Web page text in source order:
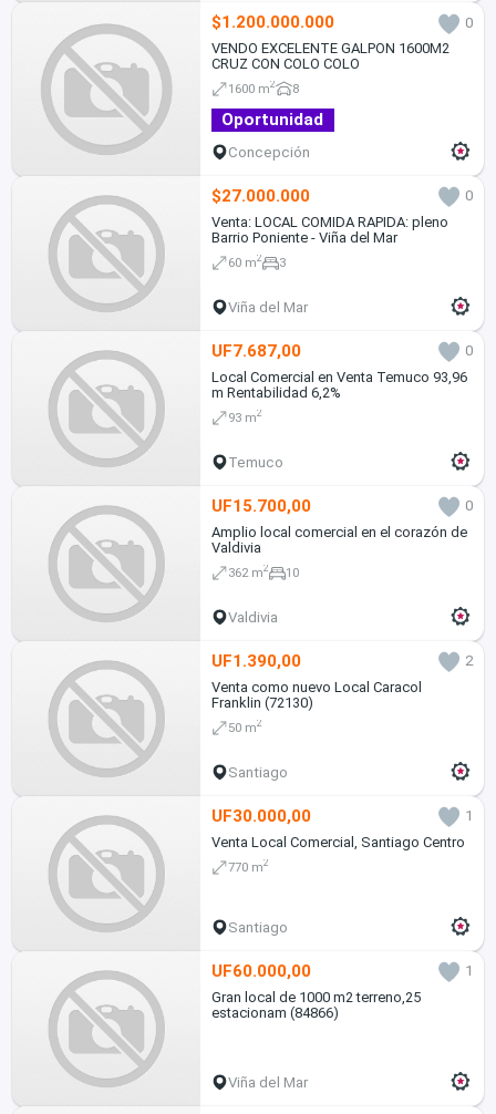
$1.200.000.000
0
VENDO EXCELENTE GALPON 1600M2
CRUZ CON COLO COLO
1600 m2 8
Oportunidad
Concepción
$27.000.000
0
Venta: LOCAL COMIDA RAPIDA: pleno
Barrio Poniente - Viña del Mar
60 m2 3
Viña del Mar
UF7.687,00
0
Local Comercial en Venta Temuco 93,96
m Rentabilidad 6,2%
93 m2
Temuco
UF15.700,00
0
Amplio local comercial en el corazón de
Valdivia
362 m2 10
Valdivia
UF1.390,00
2
Venta como nuevo Local Caracol
Franklin (72130)
50 m2
Santiago
UF30.000,00
1
Venta Local Comercial, Santiago Centro
770 m2
Santiago
UF60.000,00
1
Gran local de 1000 m2 terreno,25
estacionam (84866)
Viña del Mar